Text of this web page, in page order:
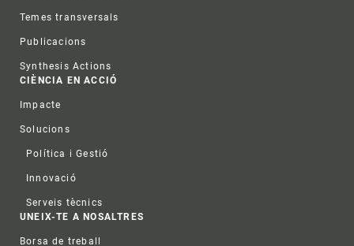
Temes transversals
Publicacions
Synthesis Actions
CIÈNCIA EN ACCIÓ
Impacte
Solucions
Política i Gestió
Innovació
Serveis tècnics
UNEIX-TE A NOSALTRES
Borsa de treball